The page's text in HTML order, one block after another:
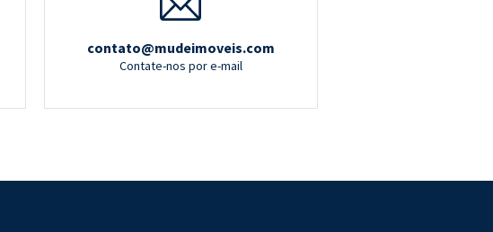
contato@mudeimoveis.com
Contate-nos por e-mail